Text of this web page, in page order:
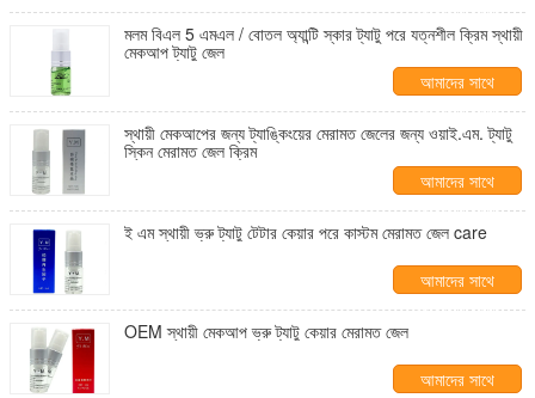
যোগাযোগ করুন
মলম বিএল 5 এমএল / বোতল অ্যান্টি স্কার ট্যাটু পরে যত্নশীল ক্রিম স্থায়ী
মেকআপ ট্যাটু জেল
আমাদের সাথে
যোগাযোগ করুন
স্থায়ী মেকআপের জন্য ট্যাঙ্কিংয়ের মেরামত জেলের জন্য ওয়াই.এম. ট্যাটু
স্কিন মেরামত জেল ক্রিম
আমাদের সাথে
যোগাযোগ করুন
ই এম স্থায়ী ভ্রু ট্যাটু টেটার কেয়ার পরে কাস্টম মেরামত জেল care
আমাদের সাথে
যোগাযোগ করুন
OEM স্থায়ী মেকআপ ভ্রু ট্যাটু কেয়ার মেরামত জেল
আমাদের সাথে